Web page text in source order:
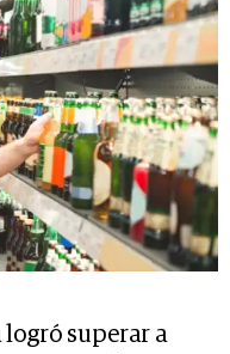
logró superar a